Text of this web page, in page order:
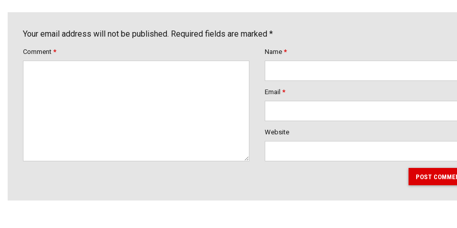
Your email address will not be published. Required fields are marked *
Comment * Name *
Email *
Website
POST